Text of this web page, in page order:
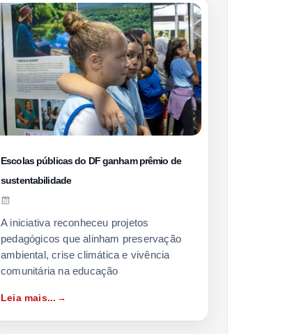
Escolas públicas do DF ganham prêmio de
sustentabilidade
A iniciativa reconheceu projetos
pedagógicos que alinham preservação
ambiental, crise climática e vivência
comunitária na educação
Leia mais...